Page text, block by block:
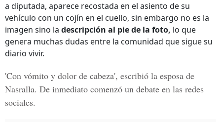
a diputada, aparece recostada en el asiento de su
vehículo con un cojín en el cuello, sin embargo no es la
imagen sino la descripción al pie de la foto, lo que
genera muchas dudas entre la comunidad que sigue su
diario vivir.
'Con vómito y dolor de cabeza', escribió la esposa de
Nasralla. De inmediato comenzó un debate en las redes
sociales.